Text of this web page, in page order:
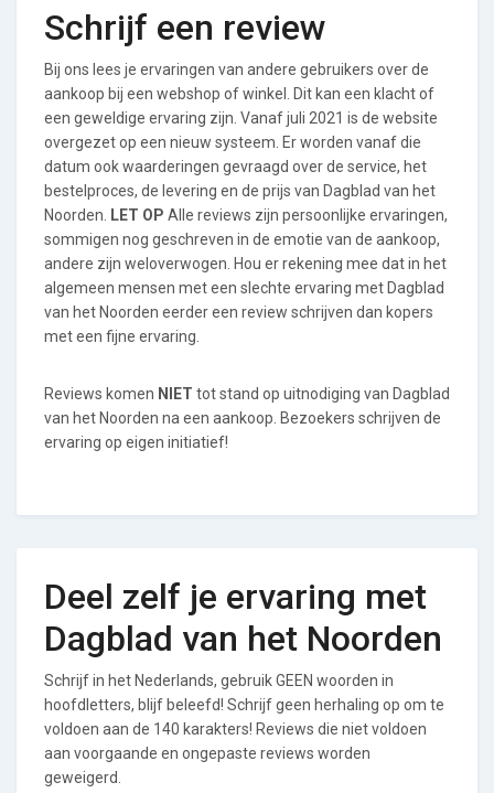
Schrijf een review
Bij ons lees je ervaringen van andere gebruikers over de
aankoop bij een webshop of winkel. Dit kan een klacht of
een geweldige ervaring zijn. Vanaf juli 2021 is de website
overgezet op een nieuw systeem. Er worden vanaf die
datum ook waarderingen gevraagd over de service, het
bestelproces, de levering en de prijs van Dagblad van het
Noorden.
LET OP Alle reviews zijn persoonlijke ervaringen,
sommigen nog geschreven in de emotie van de aankoop,
andere zijn weloverwogen. Hou er rekening mee dat in het
algemeen mensen met een slechte ervaring met Dagblad
van het Noorden eerder een review schrijven dan kopers
met een fijne ervaring.
Reviews komen NIET tot stand op uitnodiging van Dagblad
van het Noorden na een aankoop. Bezoekers schrijven de
ervaring op eigen initiatief!
Deel zelf je ervaring met
Dagblad van het Noorden
Schrijf in het Nederlands, gebruik GEEN woorden in
hoofdletters, blijf beleefd! Schrijf geen herhaling op om te
voldoen aan de 140 karakters! Reviews die niet voldoen
aan voorgaande en ongepaste reviews worden
geweigerd.